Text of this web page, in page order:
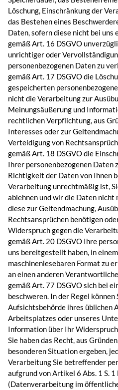
Löschung, Einschränkung der
das Bestehen eines
Daten, sofern diese nicht bei uns
gemäß Art. 16 DSGVO
unrichtiger oder
personenbezogenen Daten zu
gemäß Art. 17 DSGVO die
gespeicherten
nicht die Verarbeitung zur
Meinungsäußerung und
rechtlichen Verpflichtung, aus
Interesses oder zur
Verteidigung von
gemäß Art. 18 DSGVO die
Ihrer personenbezogenen Daten
Richtigkeit der Daten von Ihnen
Verarbeitung unrechtmäßig ist,
ablehnen und wir die Daten nicht
diese zur Geltendmachung,
Rechtsansprüchen benötigen
Widerspruch gegen die
gemäß Art. 20 DSGVO Ihre
uns bereitgestellt haben, in
maschinenlesebaren Format zu
an einen anderen
gemäß Art. 77 DSGVO sich bei
beschweren. In der Regel
Aufsichtsbehörde ihres üblichen
Arbeitsplatzes oder unseres
Information über Ihr
Sie haben das Recht, aus
besonderen Situation ergeben,
Verarbeitung Sie betreffender
aufgrund von Artikel 6 Abs. 1 S. 1
(Datenverarbeitung im